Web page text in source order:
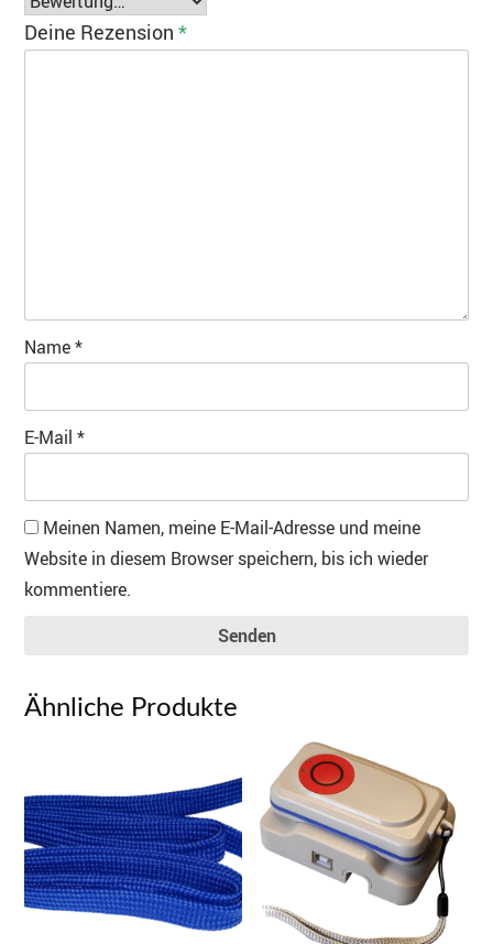
Deine Rezension *
Name*
E-Mail *
Meinen Namen, meine E-Mail-Adresse und meine
Website in diesem Browser speichern, bis ich wieder
kommentiere.
Senden
Ähnliche Produkte